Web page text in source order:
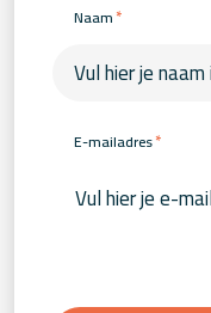
Naam*
E-mailadres*